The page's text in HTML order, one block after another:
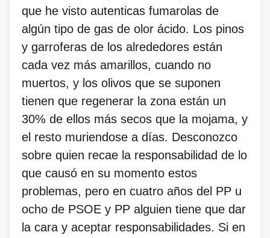
que he visto autenticas fumarolas de
algún tipo de gas de olor ácido. Los pinos
y garroferas de los alrededores están
cada vez más amarillos, cuando no
muertos, y los olivos que se suponen
tienen que regenerar la zona están un
30% de ellos más secos que la mojama, y
el resto muriendose a días. Desconozco
sobre quien recae la responsabilidad de lo
que causó en su momento estos
problemas, pero en cuatro años del PP u
ocho de PSOE y PP alguien tiene que dar
la cara y aceptar responsabilidades. Si en